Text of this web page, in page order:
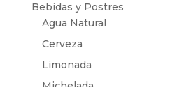
Bebidas y Postres
Agua Natural
Cerveza
Limonada